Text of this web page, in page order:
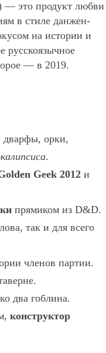
— это продукт любви
в стиле данжен-
на истории и
русскоязычное
— в 2019.
орки,
.
Geek 2012 и
прямиком из D&D.
так и для всего
членов партии.
два гоблина.
конструктор